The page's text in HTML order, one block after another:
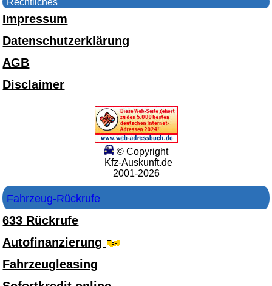
Impressum
Datenschutzerklärung
AGB
Disclaimer
© Copyright
Kfz-Auskunft.de
2001-2026
Fahrzeug-Rückrufe
633 Rückrufe
Autofinanzierung
Fahrzeugleasing